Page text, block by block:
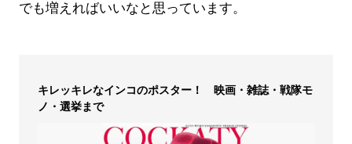
でも増えればいいなと思っています。
キレッキレなインコのポスター！ 映画・雑誌・戦隊モ
ノ・選挙まで